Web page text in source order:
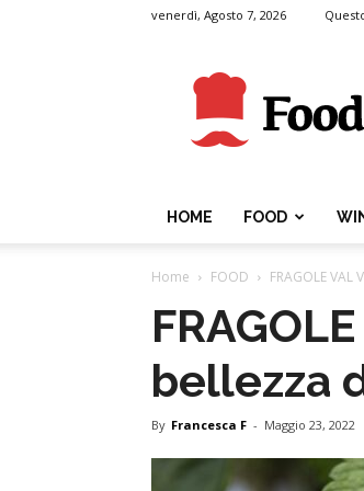
venerdì, Agosto 7, 2026
FoodPress
HOME FOOD
Home FOOD FRAGOLE
bellezza
By Francesca F - Maggio 23, 2022